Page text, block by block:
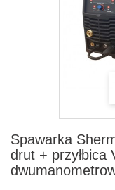
Spawarka
drut + przyłbica